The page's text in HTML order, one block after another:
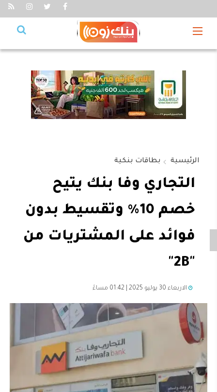
الرئيسية بطاقات بنكية
التجاري وفا بنك يتيح
خصم 10% وتقسيط بدون
فوائد على المشتريات من
"2B"
الاربعاء 30 يوليو 2025 | 01:42 مساءً